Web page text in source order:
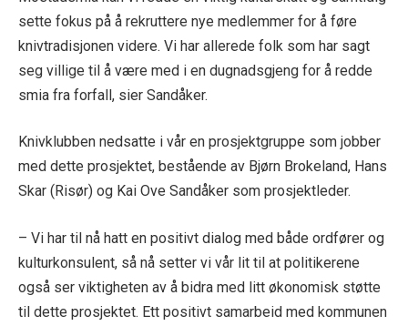
sette fokus på å rekruttere nye medlemmer for å føre
knivtradisjonen videre. Vi har allerede folk som har sagt
seg villige til å være med i en dugnadsgjeng for å redde
smia fra forfall, sier Sandåker.
Knivklubben nedsatte i vår en prosjektgruppe som jobber
med dette prosjektet, bestående av Bjørn Brokeland, Hans
Skar (Risør) og Kai Ove Sandåker som prosjektleder.
– Vi har til nå hatt en positivt dialog med både ordfører og
kulturkonsulent, så nå setter vi vår lit til at politikerene
også ser viktigheten av å bidra med litt økonomisk støtte
til dette prosjektet. Ett positivt samarbeid med kommunen